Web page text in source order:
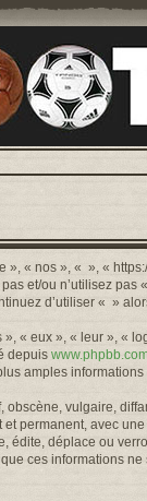
« nos », « », «
et/ou n’utilisez
d’utiliser « »
« eux », « leur », «
depuis
amples
vulgaire,
permanent, avec
déplace ou
ces informations